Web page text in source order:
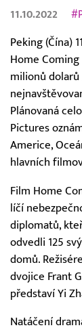
11.10.2022
Peking (Čína)
Home
milionů dolarů
Plánovaná
Pictures
Americe,
hlavních
Film Home
líčí
diplomatů,
odvedli 125
domů.
dvojice Frant
představí Yi
Natáčení